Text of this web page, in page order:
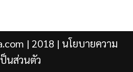
| 2018 | นโยบายความ
ป็นส่วนตัว